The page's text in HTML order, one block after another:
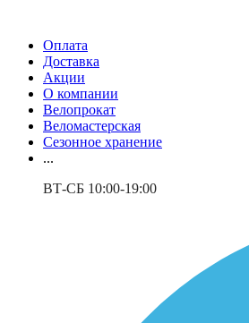
Оплата
Доставка
Акции
О компании
Велопрокат
Веломастерская
Сезонное хранение
...
ВТ-СБ 10:00-19:00